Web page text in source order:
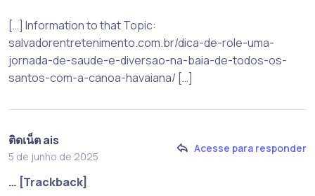
[…] Information to that Topic:
salvadorentretenimento.com.br/dica-de-role-uma-
jornada-de-saude-e-diversao-na-baia-de-todos-os-
santos-com-a-canoa-havaiana/ […]
ติดเน็ต ais
5 de junho de 2025
Acesse para responder
… [Trackback]